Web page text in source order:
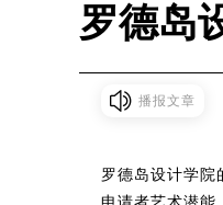
罗德岛
播报文章
罗德岛设计学院